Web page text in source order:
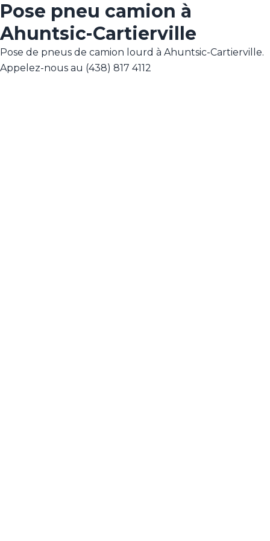
Pose pneu camion à
Ahuntsic-Cartierville
Pose de pneus de camion lourd à Ahuntsic-Cartierville.
Appelez-nous au (438) 817 4112